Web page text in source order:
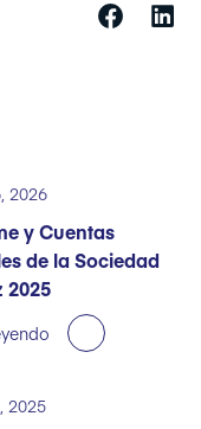
2026
y Cuentas
de la Sociedad
2025
2025